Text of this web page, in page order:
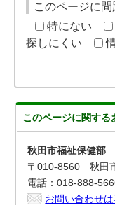
このページに
特にない
探しにくい
このページに関する
秋田市福祉保健
〒010-8560 秋田
電話：018-888-
お問い合わせ